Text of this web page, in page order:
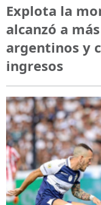
Explota la
alcanzó a
argentinos y
ingresos